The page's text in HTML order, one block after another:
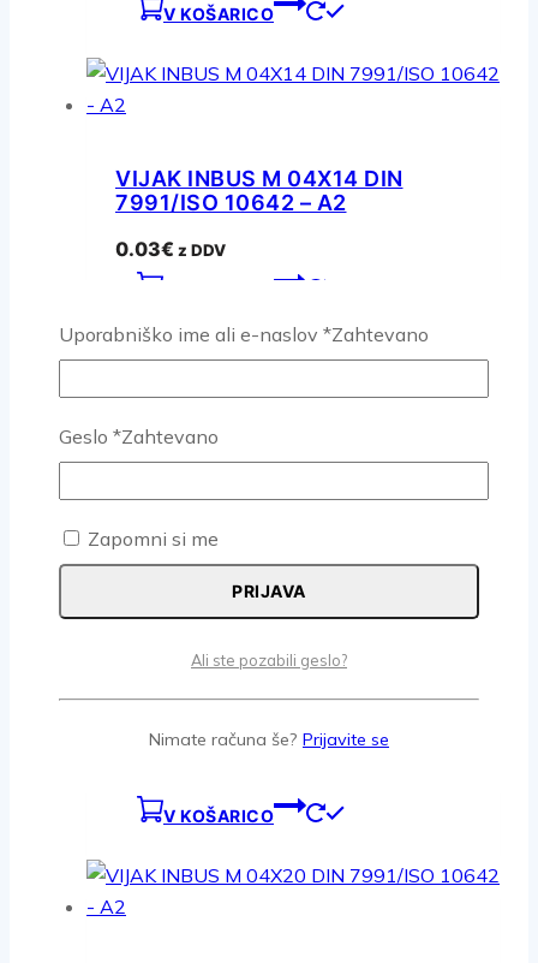
V KOŠARICO
VIJAK INBUS M 04X14 DIN
7991/ISO 10642 – A2
0.03€ z DDV
VIJAK INBUS M 02X05 DIN 7991
A2
1.99€z DDV
V KOŠARICO
VIJAK INBUS M 04X30 DIN
7991/ISO 10642 – A2
V KOŠARICO
Uporabniško ime ali e-naslov *Zahtevano
Geslo *Zahtevano
Zapomni si me
PRIJAVA
Ali ste pozabili geslo?
Nimate računa še? Prijavite se